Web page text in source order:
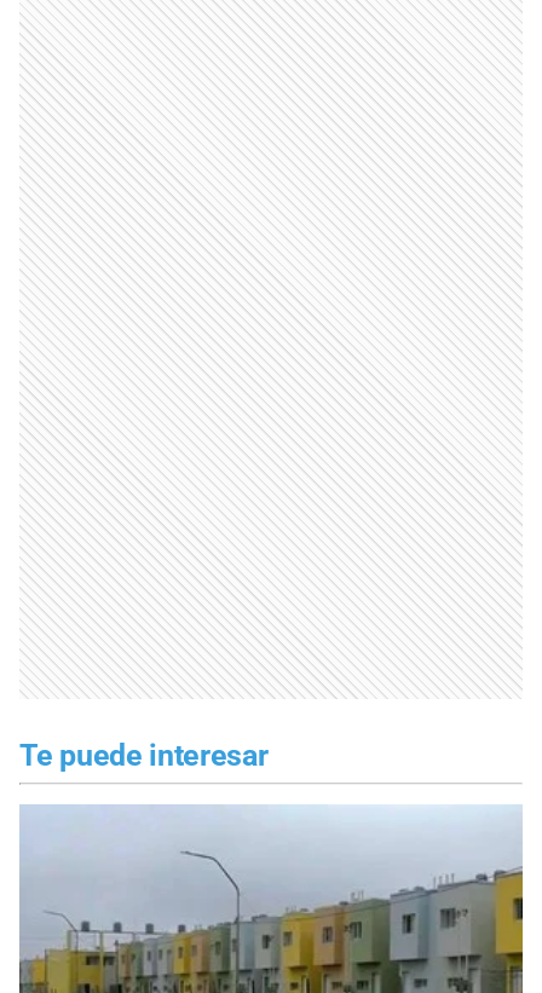
Te puede interesar